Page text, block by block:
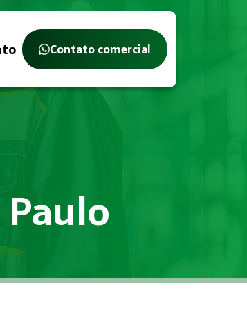
Contato comercial
objetivo de identificar, avaliar e controlar